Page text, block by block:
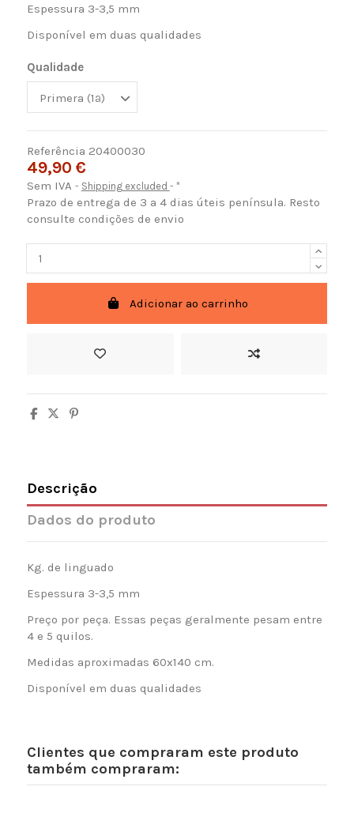
Espessura 3-3,5 mm
Disponível em duas qualidades
Qualidade
Referência 20400030
49,90 €
Sem IVA Shipping excluded *
Prazo de entrega de 3 a 4 dias úteis península. Resto
consulte condições de envio
Adicionar ao carrinho
Descrição
Dados do produto
Kg. de linguado
Espessura 3-3,5 mm
Preço por peça. Essas peças geralmente pesam entre
4 e 5 quilos.
Medidas aproximadas 60x140 cm.
Disponível em duas qualidades
Clientes que compraram este produto
também compraram: